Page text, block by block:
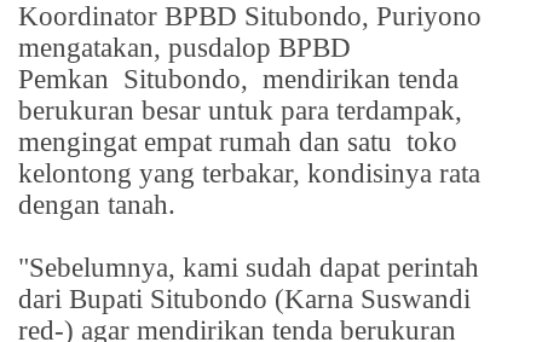
Koordinator BPBD Situbondo, Puriyono
mengatakan, pusdalop BPBD
Pemkan Situbondo, mendirikan tenda
berukuran besar untuk para terdampak,
mengingat empat rumah dan satu toko
kelontong yang terbakar, kondisinya rata
dengan tanah.
"Sebelumnya, kami sudah dapat perintah
dari Bupati Situbondo (Karna Suswandi
red-) agar mendirikan tenda berukuran